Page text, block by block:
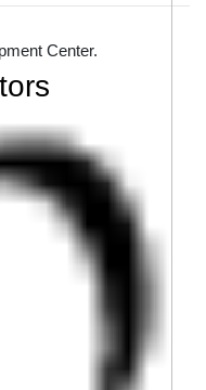
Center.